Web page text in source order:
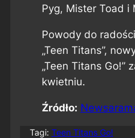
Pyg, Mister Toad i
Powody do
„Teen Titans”,
„Teen Titans Go!”
kwietniu.
Źródło:
Tagi: Teen Titans Go!